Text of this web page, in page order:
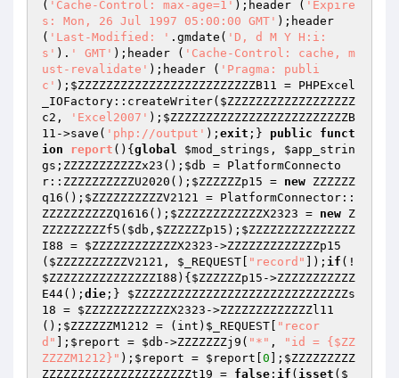
( 'Cache-Control: max-age=1' );header ( 'Expire
s: Mon, 26 Jul 1997 05:00:00 GMT' );header
( 'Last-Modified: ' .gmdate( 'D, d M Y H:i:
s' ). ' GMT' );header ( 'Cache-Control: cache, m
ust-revalidate' );header ( 'Pragma: publi
c' ); $ZZZZZZZZZZZZZZZZZZZZZZZZZB11 = PHPExcel
_IOFactory::createWriter( $ZZZZZZZZZZZZZZZZZZ
c2 , 'Excel2007' ); $ZZZZZZZZZZZZZZZZZZZZZZZZZB
11 ->save( 'php://output' ); exit ;} public
funct
ion
report () { global $mod_strings , $app_strin
gs ;ZZZZZZZZZZZx23(); $db = PlatformConnecto
r::ZZZZZZZZZZU2020(); $ZZZZZZp15 = new ZZZZZZ
q16(); $ZZZZZZZZZZV2121 = PlatformConnector::
ZZZZZZZZZZQ1616(); $ZZZZZZZZZZZZX2323 = new Z
ZZZZZZZZZf5( $db , $ZZZZZZp15 ); $ZZZZZZZZZZZZZZZ
I88 = $ZZZZZZZZZZZZX2323 ->ZZZZZZZZZZZZZp15
( $ZZZZZZZZZZV2121 , $_REQUEST "record" ]); if (!
$ZZZZZZZZZZZZZZZI88 ){ $ZZZZZZp15 ->ZZZZZZZZZZZ
E44(); die ;} $ZZZZZZZZZZZZZZZZZZZZZZZZZZZZZZs
18 = $ZZZZZZZZZZZZX2323 ->ZZZZZZZZZZZZZl11
(); $ZZZZZZM1212 = (int) $_REQUEST
"recor
d"
]; $report = $db ->ZZZZZZZj9( "*" ,
"id = {$ZZ
ZZZZM1212}" ); $report = $report 0 ]; $ZZZZZZZZZ
ZZZZZZZZZZZZZZZZZZZZZt19 = false ; if ( isset ( $_